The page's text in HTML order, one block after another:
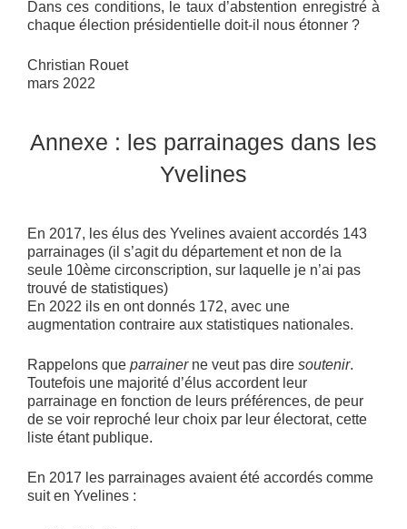
Dans ces conditions, le taux d’abstention enregistré à
chaque élection présidentielle doit-il nous étonner ?
Christian Rouet
mars 2022
Annexe : les parrainages dans les
Yvelines
En 2017, les élus des Yvelines avaient accordés 143
parrainages (il s’agit du département et non de la
seule 10ème circonscription, sur laquelle je n’ai pas
trouvé de statistiques)
En 2022 ils en ont donnés 172, avec une
augmentation contraire aux statistiques nationales.
Rappelons que parrainerne veut pas dire soutenir.
Toutefois une majorité d’élus accordent leur
parrainage en fonction de leurs préférences, de peur
de se voir reproché leur choix par leur électorat, cette
liste étant publique.
En 2017 les parrainages avaient été accordés comme
suit en Yvelines :